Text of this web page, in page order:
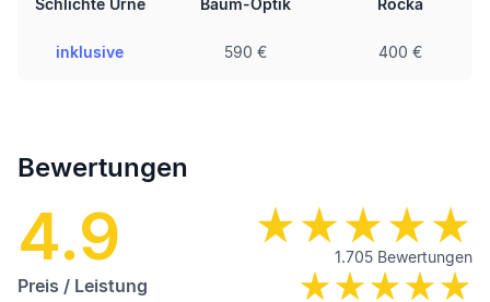
Schlichte Urne
inklusive
Baum-Optik
590 €
Rocka
400 €
Bewertungen
4.9 1.705 Bewertungen
Preis / Leistung